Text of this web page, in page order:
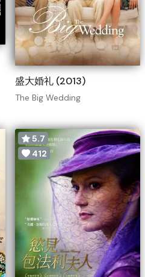
盛大婚礼 (2013)
The Big Wedding
5.7
412